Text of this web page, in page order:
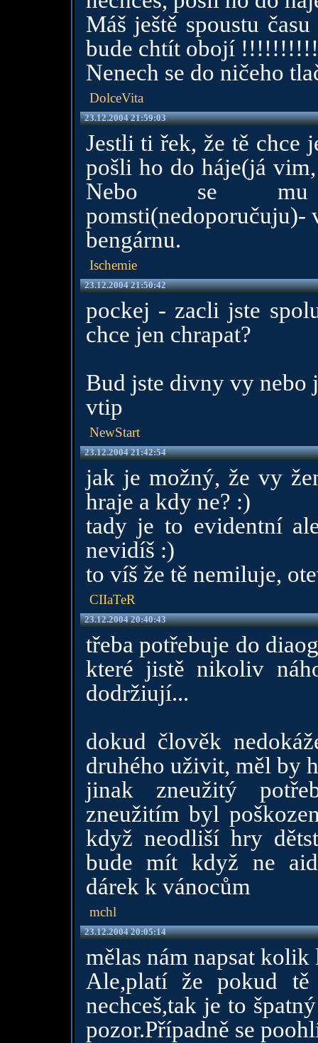
Máš ještě spoustu
bude chtít obojí
Nenech se do ničeho
DolceVita
23.12.2004 21:59:03
Jestli ti řek, že tě chce
pošli ho do háje(já
Nebo se mu
pomsti(nedoporučuju)-
bengárnu.
Ischemie
23.12.2004 21:50:42
pockej - zacli jste
chce jen chrapat?
Bud jste divny vy nebo
vtip
NewStart
23.12.2004 21:42:54
jak je možný, že vy
hraje a kdy ne? :)
tady je to evidentní
nevidíš :)
to víš že tě nemiluje,
CIIaTeR
23.12.2004 20:40:43
třeba potřebuje do
které jistě nikoliv
dodržiují...
dokud člověk
druhého uživit, měl by
jinak zneužitý
zneužitím byl
když neodliší hry
bude mít když ne
dárek k vánocům
mchl
23.12.2004 20:05:14
mělas nám napsat kolik
Ale,platí že pokud
nechceš,tak je to
pozor.Případně se